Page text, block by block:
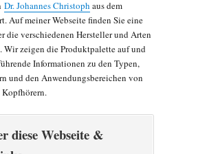
Dr. Johannes Christoph aus dem
Auf meiner Webseite finden Sie eine
die verschiedenen Hersteller und Arten
Wir zeigen die Produktpalette auf und
Informationen zu den Typen,
und den Anwendungsbereichen von
Kopfhörern.
diese Webseite &